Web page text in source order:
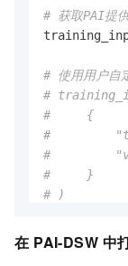
    ],
# 默认
)
print
# 测试完成之
# 获取PAI提
# 使用用户自
#
#     {
#
#
#     }
# )
# 使用默认数
在 PAI-DSW 中